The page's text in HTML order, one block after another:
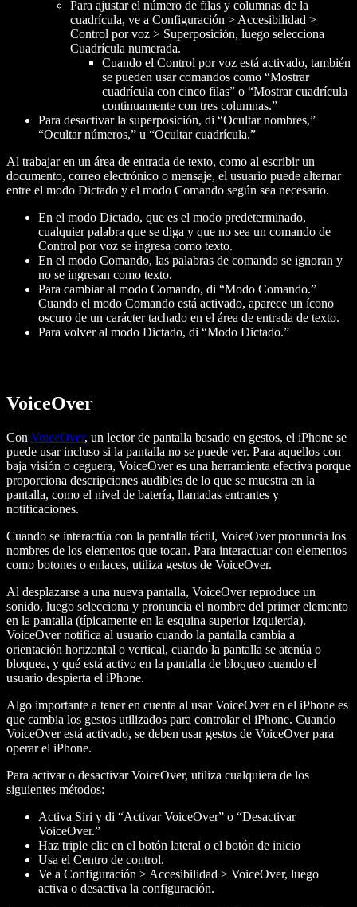
Para ajustar el número de filas y columnas de la
cuadrícula, ve a Configuración > Accesibilidad >
Control por voz > Superposición, luego selecciona
Cuadrícula numerada.
Cuando el Control por voz está activado, también
se pueden usar comandos como “Mostrar
cuadrícula con cinco filas” o “Mostrar cuadrícula
continuamente con tres columnas.”
Para desactivar la superposición, di “Ocultar nombres,”
“Ocultar números,” u “Ocultar cuadrícula.”
Al trabajar en un área de entrada de texto, como al escribir un
documento, correo electrónico o mensaje, el usuario puede alternar
entre el modo Dictado y el modo Comando según sea necesario.
En el modo Dictado, que es el modo predeterminado,
cualquier palabra que se diga y que no sea un comando de
Control por voz se ingresa como texto.
En el modo Comando, las palabras de comando se ignoran y
no se ingresan como texto.
Para cambiar al modo Comando, di “Modo Comando.”
Cuando el modo Comando está activado, aparece un ícono
oscuro de un carácter tachado en el área de entrada de texto.
Para volver al modo Dictado, di “Modo Dictado.”
VoiceOver
Con VoiceOver, un lector de pantalla basado en gestos, el iPhone se
puede usar incluso si la pantalla no se puede ver. Para aquellos con
baja visión o ceguera, VoiceOver es una herramienta efectiva porque
proporciona descripciones audibles de lo que se muestra en la
pantalla, como el nivel de batería, llamadas entrantes y
notificaciones.
Cuando se interactúa con la pantalla táctil, VoiceOver pronuncia los
nombres de los elementos que tocan. Para interactuar con elementos
como botones o enlaces, utiliza gestos de VoiceOver.
Al desplazarse a una nueva pantalla, VoiceOver reproduce un
sonido, luego selecciona y pronuncia el nombre del primer elemento
en la pantalla (típicamente en la esquina superior izquierda).
VoiceOver notifica al usuario cuando la pantalla cambia a
orientación horizontal o vertical, cuando la pantalla se atenúa o
bloquea, y qué está activo en la pantalla de bloqueo cuando el
usuario despierta el iPhone.
Algo importante a tener en cuenta al usar VoiceOver en el iPhone es
que cambia los gestos utilizados para controlar el iPhone. Cuando
VoiceOver está activado, se deben usar gestos de VoiceOver para
operar el iPhone.
Para activar o desactivar VoiceOver, utiliza cualquiera de los
siguientes métodos:
Activa Siri y di “Activar VoiceOver” o “Desactivar
VoiceOver.”
Haz triple clic en el botón lateral o el botón de inicio
Usa el Centro de control.
Ve a Configuración > Accesibilidad > VoiceOver, luego
activa o desactiva la configuración.